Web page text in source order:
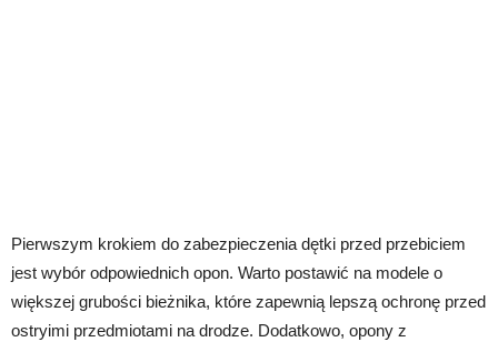
Pierwszym krokiem do zabezpieczenia dętki przed przebiciem
jest wybór odpowiednich opon. Warto postawić na modele o
większej grubości bieżnika, które zapewnią lepszą ochronę przed
ostryimi przedmiotami na drodze. Dodatkowo, opony z